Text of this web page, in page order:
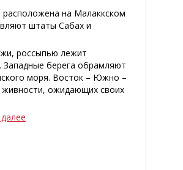
на Малаккском
штаты Сабах и
россыпью лежит
берега обрамляют
моря. Восток – Южно –
ожидающих своих